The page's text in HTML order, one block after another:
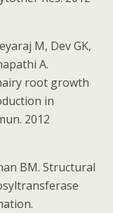
M, Dev GK,
A.
root growth
in
2012
BM. Structural